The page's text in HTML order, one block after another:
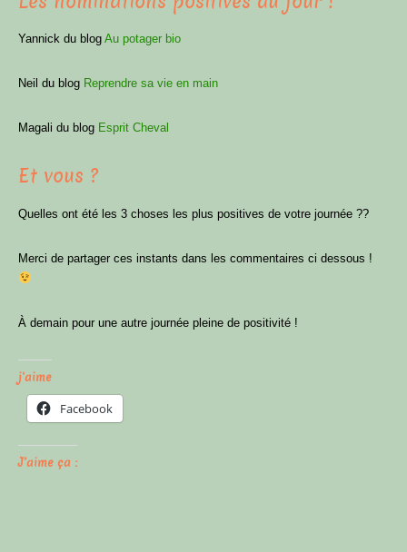
Yannick du blog Au potager bio
Neil du blog Reprendre sa vie en main
Magali du blog Esprit Cheval
Et vous ?
Quelles ont été les 3 choses les plus positives de votre journée ??
Merci de partager ces instants dans les commentaires ci dessous !
À demain pour une autre journée pleine de positivité !
j'aime
Facebook
J’aime ça :